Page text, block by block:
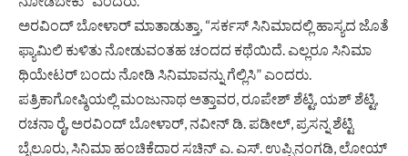
ಅರವಿಂದ್ ಬೋಳಾರ್ ಮಾತಾಡುತ್ತಾ, “ಸರ್ಕಸ್ ಸಿನಿಮಾದಲ್ಲಿ ಹಾಸ್ಯದ ಜೊತೆ
ಫ್ಯಾಮಿಲಿ ಕುಳಿತು ನೋಡುವಂತಹ ಚಂದದ ಕಥೆಯಿದೆ. ಎಲ್ಲರೂ ಸಿನಿಮಾ
ಥಿಯೇಟರ್ ಬಂದು ನೋಡಿ ಸಿನಿಮಾವನ್ನು ಗೆಲ್ಲಿಸಿ” ಎಂದರು.
ಪತ್ರಿಕಾಗೋಷ್ಠಿಯಲ್ಲಿ ಮಂಜುನಾಥ ಅತ್ತಾವರ, ರೂಪೇಶ್ ಶೆಟ್ಟಿ, ಯಶ್ ಶೆಟ್ಟಿ,
ರಚನಾ ರೈ, ಅರವಿಂದ್ ಬೋಳಾರ್, ನವೀನ್ ಡಿ. ಪಡೀಲ್, ಪ್ರಸನ್ನ ಶೆಟ್ಟಿ
ಬೈಲೂರು, ಸಿನಿಮಾ ಹಂಚಿಕೆದಾರ ಸಚಿನ್ ಎ. ಎಸ್. ಉಪ್ಪಿನಂಗಡಿ, ಲೋಯ್